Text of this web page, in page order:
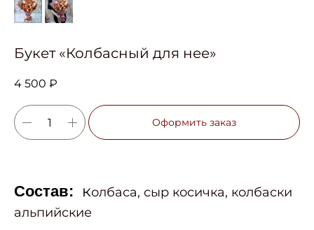
Букет «Колбасный для нее»
4 500 ₽
Оформить заказ
Состав: колбаса, сыр косичка, колбаски
альпийские